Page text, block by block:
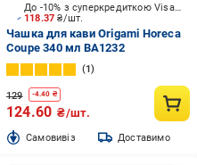
118.37₴/шт.
До -10% з суперкредиткою Visa Вигода
Чашка для кави Origami Horeca
Coupe 340 мл BA1232
1
129 -4.40 ₴
124.60 ₴/шт.
Cамовивіз Доставимо